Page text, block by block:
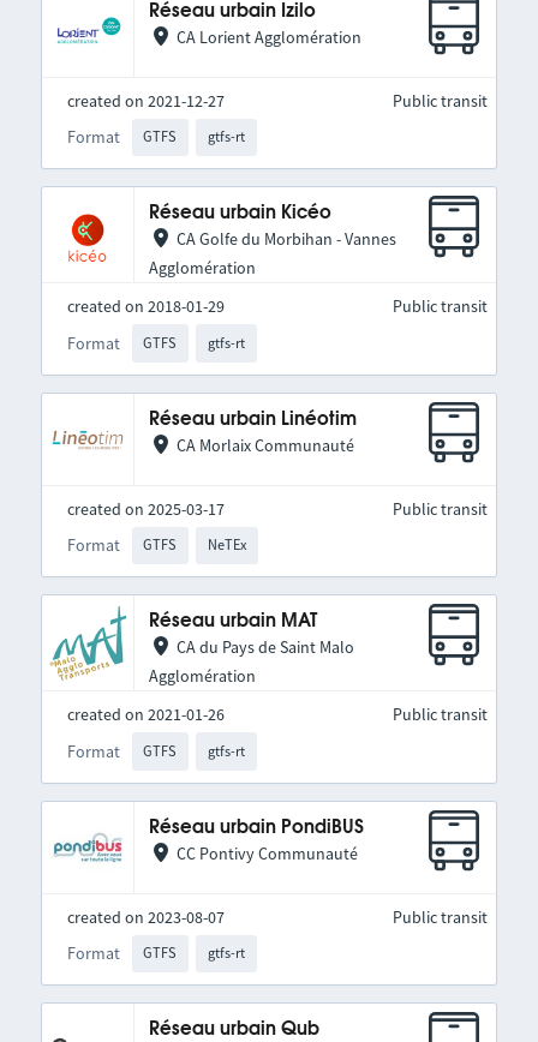
Réseau urbain Izilo
CA Lorient Agglomération
created on 2021-12-27
Format
GTFS gtfs-rt
Public transit
Réseau urbain Kicéo
CA Golfe du Morbihan - Vannes
Agglomération
created on 2018-01-29
Format
GTFS gtfs-rt
Public transit
Réseau urbain Linéotim
CA Morlaix Communauté
created on 2025-03-17
Format
GTFS NeTEx
Public transit
Réseau urbain MAT
CA du Pays de Saint Malo
Agglomération
created on 2021-01-26
Format
GTFS gtfs-rt
Public transit
Réseau urbain PondiBUS
CC Pontivy Communauté
created on 2023-08-07
Format
GTFS gtfs-rt
Public transit
Réseau urbain Qub